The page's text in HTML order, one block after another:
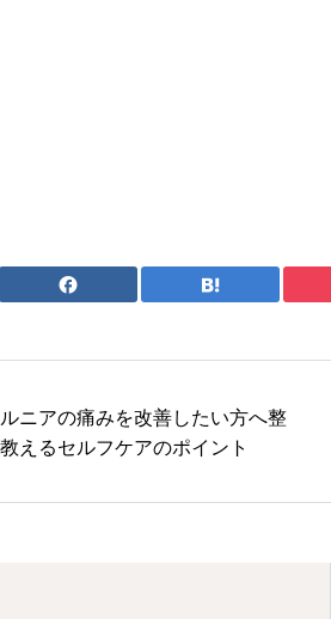
ニアの痛みを改善したい方へ整
えるセルフケアのポイント